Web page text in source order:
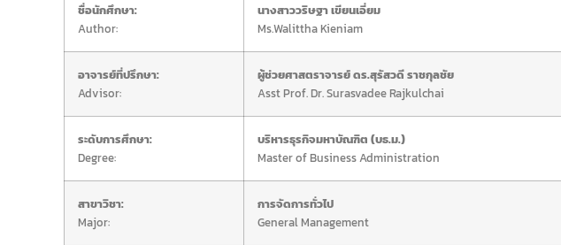
ชื่อนักศึกษา:
Author:
นางสาววริษฐา เขียนเอี่ยม
Ms.Walittha Kieniam
อาจารย์ที่ปรึกษา:
Advisor:
ผู้ช่วยศาสตราจารย์ ดร.สุรัสวดี ราชกุลชัย
Asst Prof. Dr. Surasvadee Rajkulchai
ระดับการศึกษา:
Degree:
บริหารธุรกิจมหาบัณฑิต (บธ.ม.)
Master of Business Administration
สาขาวิชา:
Major:
การจัดการทั่วไป
General Management